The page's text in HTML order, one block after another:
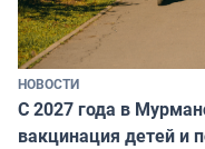
НОВОСТИ
С 2027 года в
вакцинация детей и